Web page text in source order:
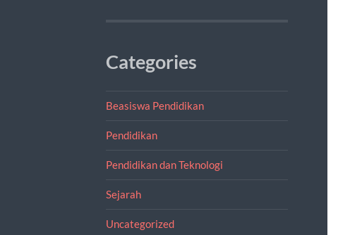
Categories
Beasiswa Pendidikan
Pendidikan
Pendidikan dan Teknologi
Sejarah
Uncategorized